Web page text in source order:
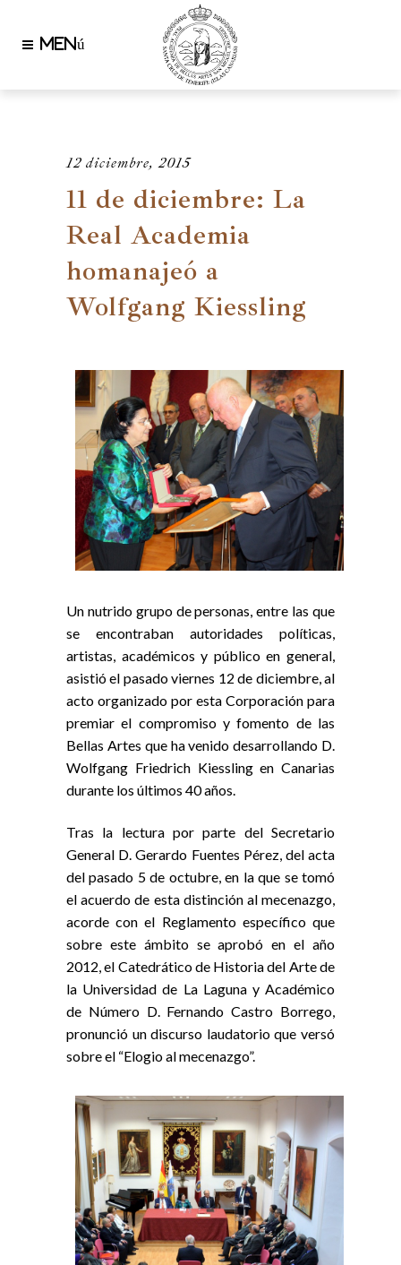
12 diciembre, 2015
11 de diciembre: La
Real Academia
homanajeó a
Wolfgang Kiessling
Un nutrido grupo de personas, entre las que
se encontraban autoridades políticas,
artistas, académicos y público en general,
asistió el pasado viernes 12 de diciembre, al
acto organizado por esta Corporación para
premiar el compromiso y fomento de las
Bellas Artes que ha venido desarrollando D.
Wolfgang Friedrich Kiessling en Canarias
durante los últimos 40 años.
Tras la lectura por parte del Secretario
General D. Gerardo Fuentes Pérez, del acta
del pasado 5 de octubre, en la que se tomó
el acuerdo de esta distinción al mecenazgo,
acorde con el Reglamento específico que
sobre este ámbito se aprobó en el año
2012, el Catedrático de Historia del Arte de
la Universidad de La Laguna y Académico
de Número D. Fernando Castro Borrego,
pronunció un discurso laudatorio que versó
sobre el “Elogio al mecenazgo”.